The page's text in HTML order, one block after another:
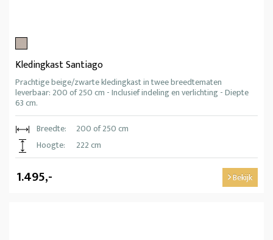
Kledingkast Santiago
Prachtige beige/zwarte kledingkast in twee breedtematen
leverbaar: 200 of 250 cm - Inclusief indeling en verlichting - Diepte
63 cm.
Breedte:
200 of 250 cm
Hoogte:
222 cm
1.495,- Bekijk